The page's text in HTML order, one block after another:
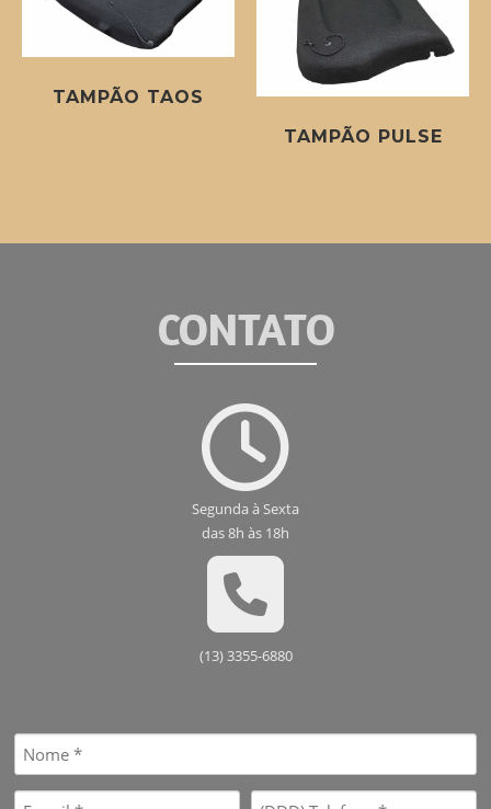
TAMPÃO TAOS
TAMPÃO PULSE
CONTATO
Segunda à Sexta
das 8h às 18h
(13) 3355-6880